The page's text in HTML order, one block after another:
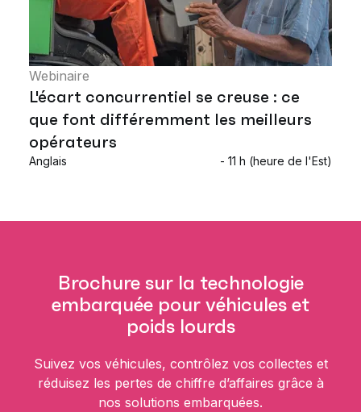
Webinaire
L'écart concurrentiel se creuse : ce
que font différemment les meilleurs
opérateurs
Anglais - 11 h (heure de l'Est)
Brochure sur la technologie
embarquée pour véhicules et
poids lourds
Suivez vos véhicules, contrôlez vos collectes et
réduisez les pertes de chiffre d’affaires grâce à
nos solutions embarquées.